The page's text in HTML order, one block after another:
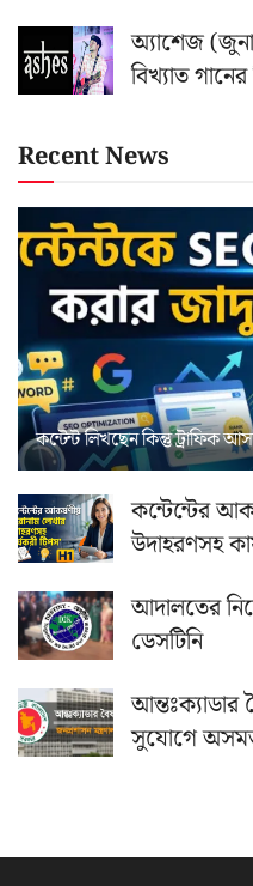
অ্যাশেজ
বিখ্যাত গানের
Recent News
কন্টেন্ট লিখছেন কিন্তু ট্রাফিক
কন্টেন্টের
উদাহরণসহ
আদালতের
ডেসটিনি
আন্তঃক্যাডার
সুযোগে